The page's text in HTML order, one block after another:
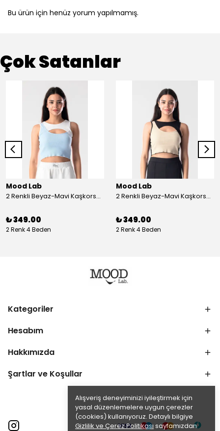
Alışveriş deneyiminizi iyileştirmek için
yasal düzenlemelere uygun çerezler
(cookies) kullanıyoruz. Detaylı bilgiye
Gizlilik ve Çerez Politikası sayfamızdan
Bu ürün için henüz yorum yapılmamış.
Çok Satanlar
Mood Lab
2 Renkli Beyaz-Mavi Kaşkorse Asimetrik Crop Atlet Bluz Top - beyaz-mavi
₺ 349.00
2 Renk 4 Beden
Mood Lab
2 Renkli Beyaz-Mavi Kaşkorse Asimetrik Crop Atlet Bluz Top - siyah-bej
₺ 349.00
2 Renk 4 Beden
Kategoriler
Hesabım
Hakkımızda
Şartlar ve Koşullar